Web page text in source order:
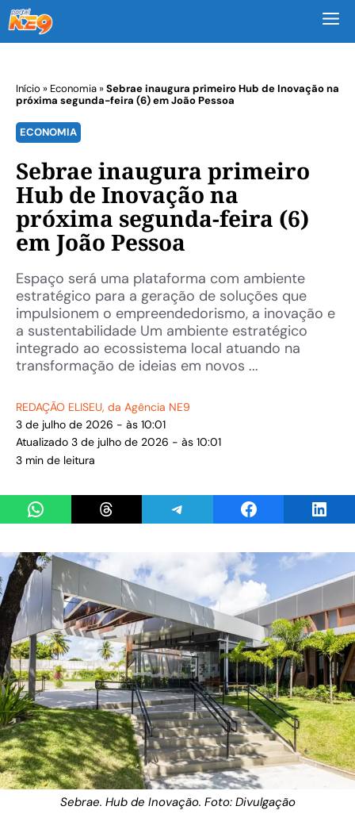
Início » Economia»Sebrae inaugura primeiro Hub de Inovação na
próxima segunda-feira (6) em João Pessoa
ECONOMIA
Sebrae inaugura primeiro
Hub de Inovação na
próxima segunda-feira (6)
em João Pessoa
Espaço será uma plataforma com ambiente
estratégico para a geração de soluções que
impulsionem o empreendedorismo, a inovação e
a sustentabilidade Um ambiente estratégico
integrado ao ecossistema local atuando na
transformação de ideias em novos ...
REDAÇÃO ELISEU, da Agência NE9
3 de julho de 2026 - às 10:01
Atualizado 3 de julho de 2026 - às 10:01
3 min de leitura
Share on WhatsAppShare on ThreadsShare on TelegramShare on Facebook
Sebrae. Hub de Inovação. Foto: Divulgação